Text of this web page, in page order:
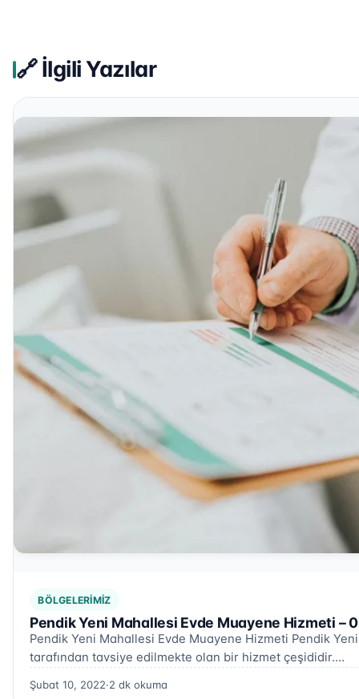
🔗 İlgili Yazılar
BÖLGELERIMIZ
Pendik Yeni Mahallesi Evde Muayene Hizmeti –
Pendik Yeni Mahallesi Evde Muayene Hizmeti Pendik
tarafından tavsiye edilmekte olan bir hizmet çeşididir.…
Şubat 10, 2022·2 dk okuma